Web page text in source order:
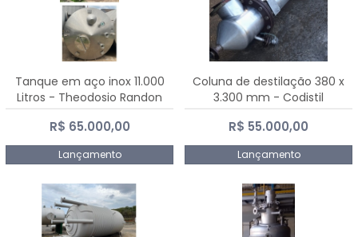
Tanque em aço inox 11.000
Litros - Theodosio Randon
R$ 65.000,00
Lançamento
Coluna de destilação 380 x
3.300 mm - Codistil
R$ 55.000,00
Lançamento